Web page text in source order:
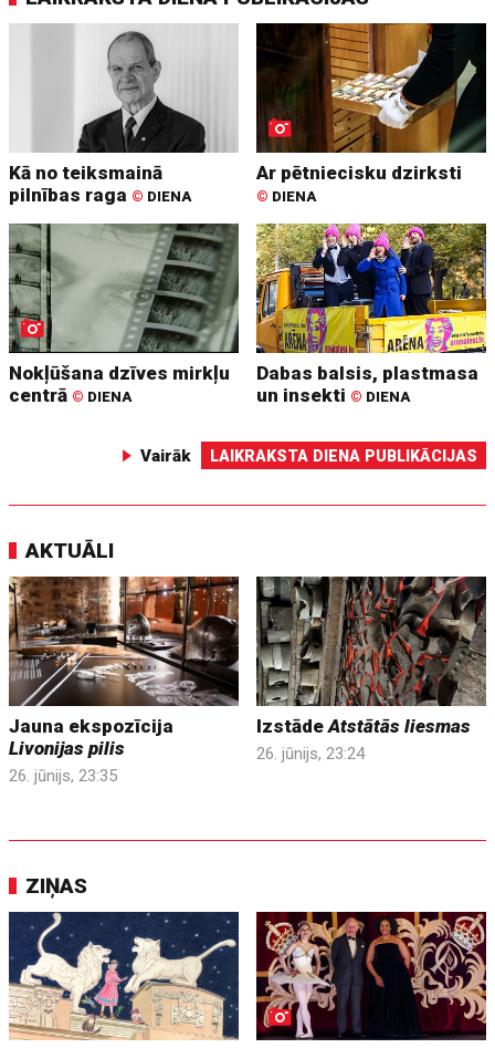
Kā no teiksmainā
pilnības raga © DIENA
Ar pētniecisku dzirksti
© DIENA
Nokļūšana dzīves mirkļu
centrā © DIENA
Dabas balsis, plastmasa
un insekti © DIENA
Vairāk LAIKRAKSTA DIENA PUBLIKĀCIJAS
AKTUĀLI
Jauna ekspozīcija
Livonijas pilis
26. jūnijs, 23:35
IzstādeAtstātās liesmas
26. jūnijs, 23:24
ZIŅAS